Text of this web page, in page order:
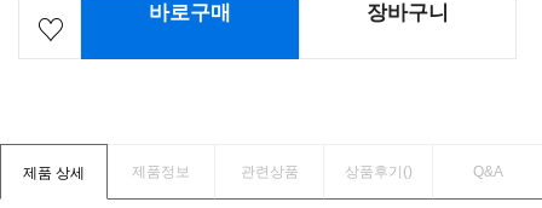
바로구매 장바구니
제품 상세 제품정보 관련상품 상품후기() Q&A